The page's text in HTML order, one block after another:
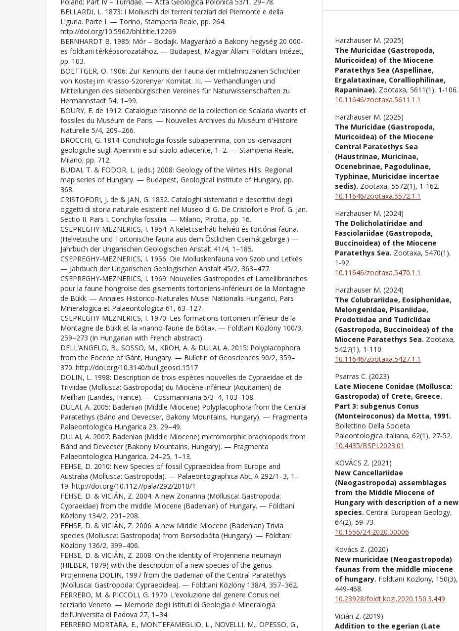
BELLARDI, L. 1873: I Molluschi dei terreni terziari del Piemonte e della
Liguria. Parte I. — Torino, Stamperia Reale, pp. 264.
http://doi.org/10.5962/bhl.title.12269
BERNHARDT B. 1985: Mór – Bodajk. Magyarázó a Bakony hegység 20 000-
es földtani térképsorozatához. — Budapest, Magyar Állami Földtani Intézet,
pp. 103.
BOETTGER, O. 1906: Zur Kenntnis der Fauna der mittelmiozanen Schichten
von Kostej im Krasso-Szorenyer Komitat. III. — Verhandlungen und
Mitteilungen des siebenbürgischen Vereines für Naturwissenschaften zu
Hermannstadt 54, 1–99.
BOURY, E. de 1912: Catalogue raisonné de la collection de Scalaria vivants et
fossiles du Muséum de Paris. — Nouvelles Archives du Muséum d'Histoire
Naturelle 5/4, 209–266.
BROCCHI, G. 1814: Conchiologia fossile subapennina, con os¬servazioni
geologiche sugli Apennini e sul suolo adiacente, 1–2. — Stamperia Reale,
Milano, pp. 712.
BUDAI, T. & FODOR, L. (eds.) 2008: Geology of the Vértes Hills. Regional
map series of Hungary. — Budapest, Geological Institute of Hungary, pp.
368.
CRISTOFORI, J. de & JAN, G. 1832. Cataloghi sistematici e descrittivi degli
oggetti di storia naturale esistenti nel Museo di G. De Cristofori e Prof. G. Jan.
Sectio II. Pars I. Conchylia fossilia. — Milano, Pirotta, pp. 16.
CSEPREGHY-MEZNERICS, I. 1954: A keletcserháti helvéti és tortónai fauna.
(Helvetische und Tortonische fauna aus dem Östlichen Cserhátgebirge.) —
Jahrbuch der Ungarischen Geologischen Anstalt 41/4, 1–185.
CSEPREGHY-MEZNERICS, I. 1956: Die Molluskenfauna von Szob und Letkés.
— Jahrbuch der Ungarischen Geologischen Anstalt 45/2, 363–477.
CSEPREGHY-MEZNERICS, I. 1969: Nouvelles Gastropodes et Lamellibranches
pour la faune hongroise des gisements tortoniens-inférieurs de la Montagne
de Bükk. — Annales Historico-Naturales Musei Nationalis Hungarici, Pars
Mineralogica et Palaeontologica 61, 63–127.
CSEPREGHY-MEZNERICS, I. 1970: Les formations tortonien inférieur de la
Montagne de Bükk et la »nanno-faune de Bóta«. — Földtani Közlöny 100/3,
259–273 (In Hungarian with French abstract).
DELL’ANGELO, B., SOSSO, M., KROH, A. & DULAI, A. 2015: Polyplacophora
from the Eocene of Gánt, Hungary. — Bulletin of Geosciences 90/2, 359–
370. http://doi.org/10.3140/bull.geosci.1517
DOLIN, L. 1998: Description de trois espèces nouvelles de Cypraeidae et de
Triviidae (Mollusca: Gastropoda) du Miocène inférieur (Aquitanien) de
Meilhan (Landes, France). — Cossmanniana 5/3–4, 103–108.
DULAI, A. 2005: Badenian (Middle Miocene) Polyplacophora from the Central
Paratethys (Bánd and Devecser, Bakony Mountains, Hungary). — Fragmenta
Palaeontologica Hungarica 23, 29–49.
DULAI, A. 2007: Badenian (Middle Miocene) micromorphic brachiopods from
Bánd and Devecser (Bakony Mountains, Hungary). — Fragmenta
Palaeontologica Hungarica, 24–25, 1–13.
FEHSE, D. 2010: New Species of fossil Cypraeoidea from Europe and
Australia (Mollusca: Gastropoda). — Palaeontographica Abt. A 292/1–3, 1–
19. http://doi.org/10.1127/pala/292/2010/1
FEHSE, D. & VICIÁN, Z. 2004: A new Zonarina (Mollusca: Gastropoda:
Cypraeidae) from the middle Miocene (Badenian) of Hungary. — Földtani
Közlöny 134/2, 201–208.
FEHSE, D. & VICIÁN, Z. 2006: A new Middle Miocene (Badenian) Trivia
species (Mollusca: Gastropoda) from Borsodbóta (Hungary). — Földtani
Közlöny 136/2, 399–406.
FEHSE, D. & VICIÁN, Z. 2008: On the identity of Projenneria neumayri
(HILBER, 1879) with the description of a new species of the genus
Projenneria DOLIN, 1997 from the Badenian of the Central Paratethys
(Mollusca: Gastropoda: Cypraeoidea). — Földtani Közlöny 138/4, 357–362.
FERRERO, M. & PICCOLI, G. 1970: L’evoluzione del genere Conus nel
terziario Veneto. — Memorie degli Istituti di Geologia e Mineralogia
dell’Universita di Padova 27, 1–34.
FERRERO MORTARA, E., MONTEFAMEGLIO, L., NOVELLI, M., OPESSO, G.,
Harzhauser M. (2025)
The Muricidae (Gastropoda,
Muricoidea) of the Miocene
Paratethys Sea (Aspellinae,
Ergalataxinae, Coralliophilinae,
Rapaninae). Zootaxa, 5611(1), 1-106.
10.11646/zootaxa.5611.1.1
Harzhauser M. (2025)
The Muricidae (Gastropoda,
Muricoidea) of the Miocene
Central Paratethys Sea
(Haustrinae, Muricinae,
Ocenebrinae, Pagodulinae,
Typhinae, Muricidae incertae
sedis). Zootaxa, 5572(1), 1-162.
10.11646/zootaxa.5572.1.1
Harzhauser M. (2024)
The Dolicholatiridae and
Fasciolariidae (Gastropoda,
Buccinoidea) of the Miocene
Paratethys Sea. Zootaxa, 5470(1),
1-92.
10.11646/zootaxa.5470.1.1
Harzhauser M. (2024)
The Colubrariidae, Eosiphonidae,
Melongenidae, Pisaniidae,
Prodotiidae and Tudiclidae
(Gastropoda, Buccinoidea) of the
Miocene Paratethys Sea. Zootaxa,
5427(1), 1-110.
10.11646/zootaxa.5427.1.1
Psarras C. (2023)
Late Miocene Conidae (Mollusca:
Gastropoda) of Crete, Greece.
Part 3: subgenus Conus
(Monteiroconus) da Motta, 1991.
Bollettino Della Societa
Paleontologica Italiana, 62(1), 27-52.
10.4435/BSPI.2023.01
KOVÁCS Z. (2021)
New Cancellariidae
(Neogastropoda) assemblages
from the Middle Miocene of
Hungary with description of a new
species. Central European Geology,
64(2), 59-73.
10.1556/24.2020.00006
Kovács Z. (2020)
New muricidae (Neogastropoda)
faunas from the middle miocene
of hungary. Foldtani Kozlony, 150(3),
449-468.
10.23928/foldt.kozl.2020.150.3.449
Vicián Z. (2019)
Addition to the egerian (Late